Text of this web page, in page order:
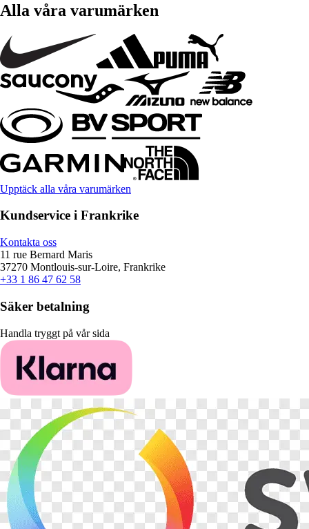
Alla våra varumärken
Upptäck alla våra varumärken
Kundservice i Frankrike
Kontakta oss
11 rue Bernard Maris
37270 Montlouis-sur-Loire, Frankrike
+33 1 86 47 62 58
Säker betalning
Handla tryggt på vår sida